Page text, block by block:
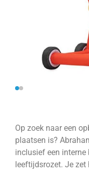
Op zoek naar een
plaatsen is?
inclusief een interne
leeftijdsrozet. Je